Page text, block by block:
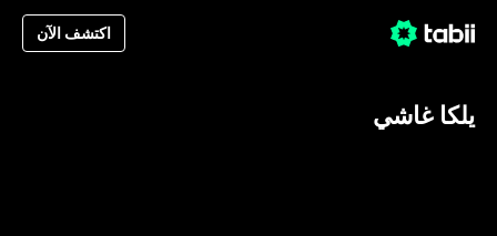
اكتشف الآن
يلكا غاشي